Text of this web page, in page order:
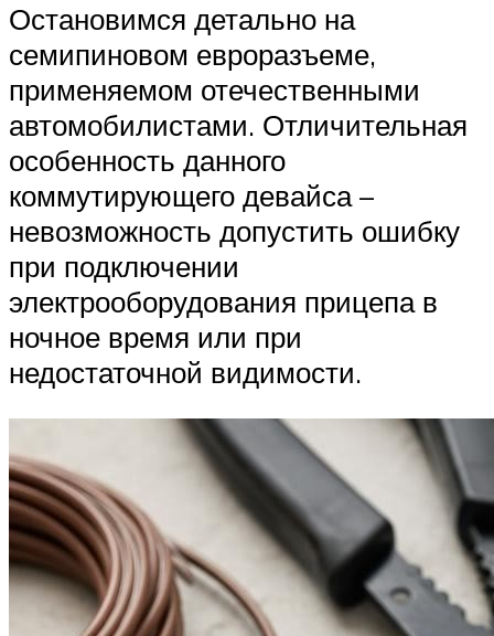
Остановимся детально на
семипиновом евроразъеме,
применяемом отечественными
автомобилистами. Отличительная
особенность данного
коммутирующего девайса –
невозможность допустить ошибку
при подключении
электрооборудования прицепа в
ночное время или при
недостаточной видимости.